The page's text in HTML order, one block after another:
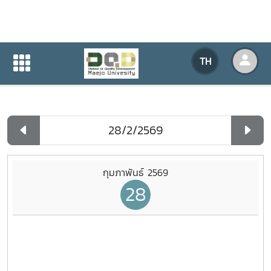
TH
ปฏิทินกิจกรรมของหน่วยงาน
ปฏิทินกิจกรรมของหน่วยงาน
กุมภาพันธ์ 2569
28